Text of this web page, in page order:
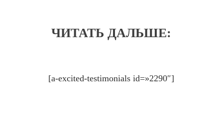
ЧИТАТЬ ДАЛЬШЕ:
[a-excited-testimonials id=»2290″]